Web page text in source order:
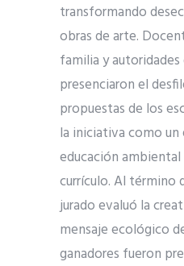
transformando
obras de arte.
familia y
presenciaron el
propuestas de los
la iniciativa como
educación
currículo. Al término
jurado evaluó la
mensaje ecológico
ganadores fueron